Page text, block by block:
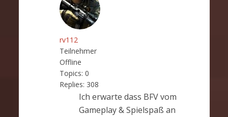
rv112
Teilnehmer
Offline
Topics: 0
Replies: 308
Ich erwarte dass BFV vom
Gameplay & Spielspaß an